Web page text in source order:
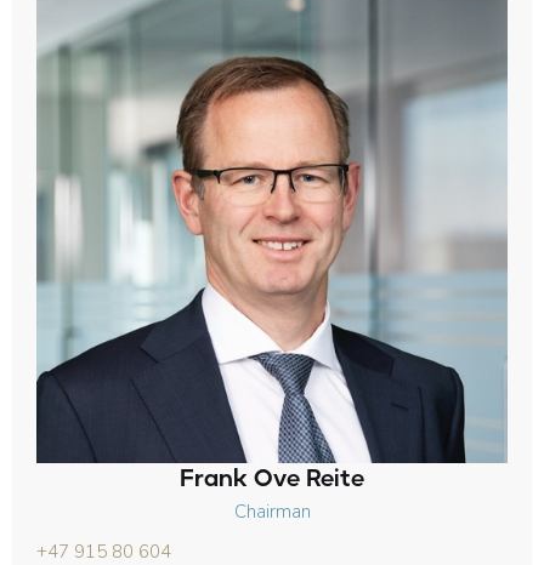
Frank Ove Reite
Chairman
+47 915 80 604